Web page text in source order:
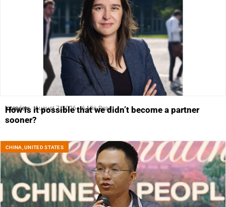
Interview August 7, 2026 6 Min Read
How is it possible that we didn’t become a partner
sooner?
CHINA ,UNITED STATES